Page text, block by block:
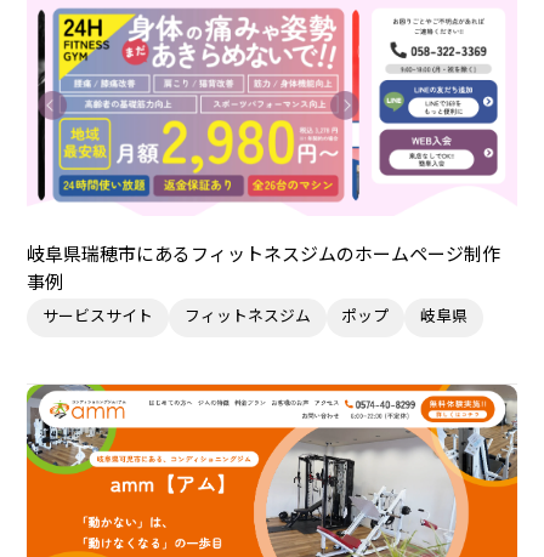
岐阜県瑞穂市にあるフィットネスジムのホームページ制作
事例
サービスサイト フィットネスジム ポップ 岐阜県